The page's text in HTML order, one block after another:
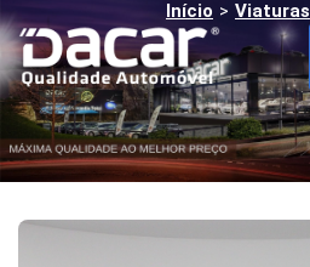
Início > Viaturas